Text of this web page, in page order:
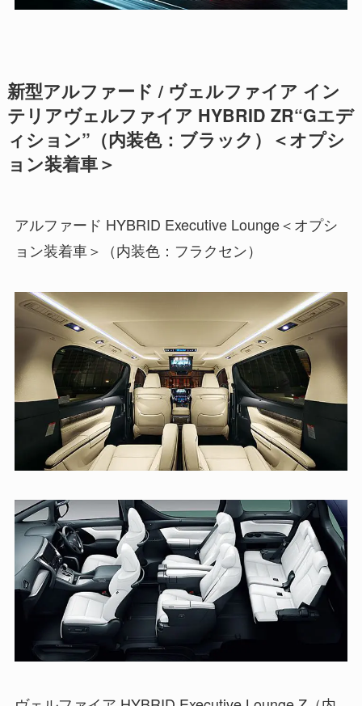
新型アルファード / ヴェルファイア イン
テリアヴェルファイア HYBRID ZR“Gエデ
ィション”（内装色：ブラック）＜オプシ
ョン装着車＞
アルファード HYBRID Executive Lounge＜オプシ
ョン装着車＞（内装色：フラクセン）